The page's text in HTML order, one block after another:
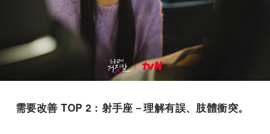
需要改善 TOP 2 : 射手座－理解有誤、肢體衝突。